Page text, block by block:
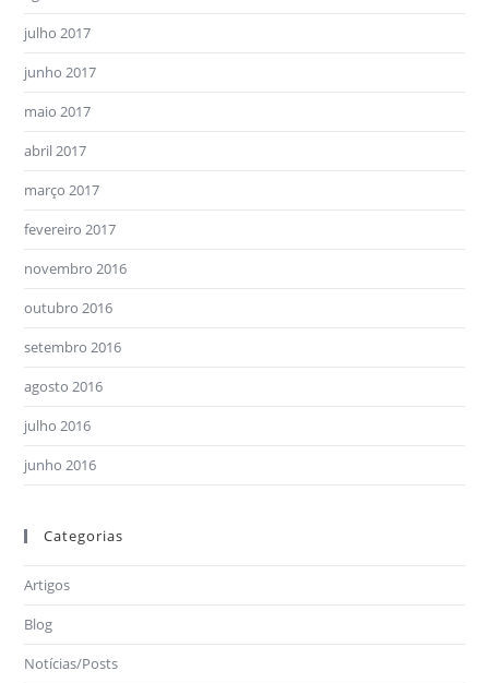
julho 2017
junho 2017
maio 2017
abril 2017
março 2017
fevereiro 2017
novembro 2016
outubro 2016
setembro 2016
agosto 2016
julho 2016
junho 2016
Categorias
Artigos
Blog
Notícias/Posts